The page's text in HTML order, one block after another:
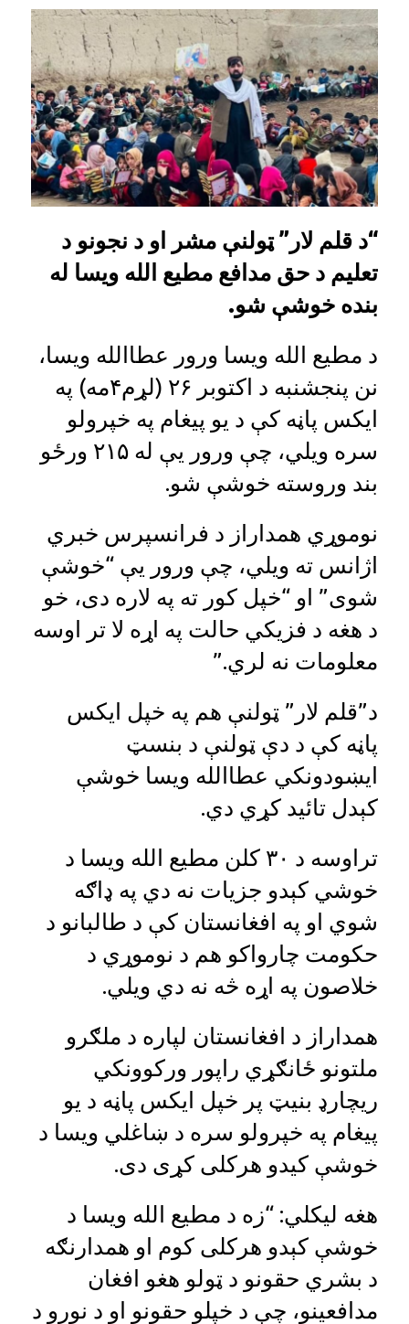
“د قلم لار” ټولنې مشر او د نجونو د
تعلیم د حق مدافع مطیع الله ویسا له
بنده خوشې شو.
د مطیع الله ویسا ورور عطاالله ویسا،
نن پنجشنبه د اکتوبر ۲۶ (لړم۴مه) په
ایکس پاڼه کې د یو پیغام په خپرولو
سره ویلي، چې ورور یې له ۲۱۵ ورځو
بند وروسته خوشې شو.
نوموړي‌ همداراز د فرانسپرس خبري
اژانس ته ویلي،‌ چې ورور یې “خوشې
شوی” او “خپل کور ته په لاره دی، خو
د هغه د فزیکي حالت په اړه لا تر اوسه
معلومات نه لري.”
د”قلم لار” ټولنې هم په خپل ایکس
پاڼه کې د دې ټولنې د بنسټ
ایښودونکي عطاالله ویسا خوشې
کېدل تائید کړي دي.
تراوسه د ۳۰ کلن مطیع الله ویسا د
خوشي کېدو جزیات نه دي په ډاګه
شوي او په افغانستان کې د طالبانو د
حکومت چارواکو هم د نوموړي د
خلاصون په اړه څه نه دي ویلي.
همداراز د افغانستان لپاره د ملګرو
ملتونو ځانګړي راپور ورکوونکي
ریچارډ بنیټ پر خپل ایکس پاڼه د یو
پیغام په خپرولو سره د ښاغلي ویسا د
خوشې کیدو هرکلی کړی دی.
هغه لیکلي: “زه د مطیع الله ویسا د
خوشې کېدو هرکلی کوم او همدارنګه
د بشري حقونو د ټولو هغو افغان
مدافعینو، چې د خپلو حقونو او د نورو د